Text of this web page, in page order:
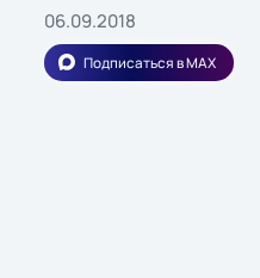
06.09.2018
Подписаться в MAX